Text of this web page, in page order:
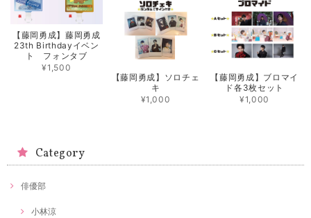
【藤岡勇成】藤岡勇成
23th Birthdayイベン
ト フォンタブ
¥1,500
【藤岡勇成】ソロチェ
キ
¥1,000
【藤岡勇成】ブロマイ
ド各3枚セット
¥1,000
Category
俳優部
小林涼